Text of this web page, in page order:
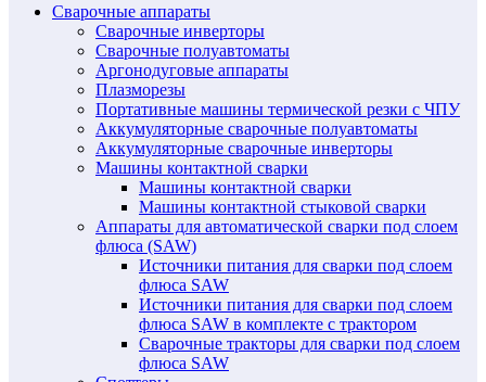
Сварочные аппараты
Сварочные инверторы
Сварочные полуавтоматы
Аргонодуговые аппараты
Плазморезы
Портативные машины термической резки с ЧПУ
Аккумуляторные сварочные полуавтоматы
Аккумуляторные сварочные инверторы
Машины контактной сварки
Машины контактной сварки
Машины контактной стыковой сварки
Аппараты для автоматической сварки под слоем
флюса (SAW)
Источники питания для сварки под слоем
флюса SAW
Источники питания для сварки под слоем
флюса SAW в комплекте с трактором
Сварочные тракторы для сварки под слоем
флюса SAW